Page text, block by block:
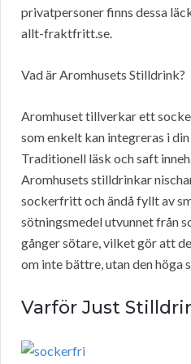
privatpersoner finns dessa
allt-fraktfritt.se.
Vad är Aromhusets Stilldrink?
Aromhuset tillverkar ett
som enkelt kan integreras i
Traditionell läsk och saft
Aromhusets stilldrinkar
sockerfritt och ändå fyllt av
sötningsmedel utvunnet från
gånger sötare, vilket gör att
om inte bättre, utan den höga
Varför Just